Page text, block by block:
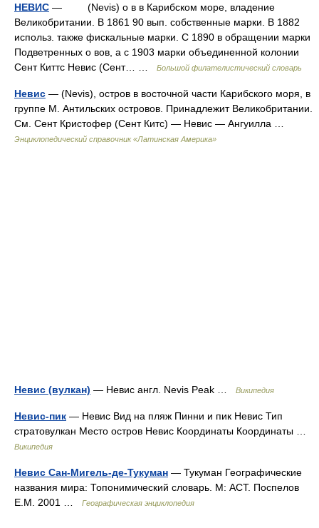
НЕВИС — (Nevis) о в в Карибском море, владение
Великобритании. В 1861 90 вып. собственные марки. В 1882
использ. также фискальные марки. С 1890 в обращении марки
Подветренных о вов, а с 1903 марки объединенной колонии
Сент Киттс Невис (Сент… …
Большой филателистический словарь
Невис — (Nevis), остров в восточной части Карибского моря, в
группе М. Антильских островов. Принадлежит Великобритании.
См. Сент Кристофер (Сент Китс) — Невис — Ангуилла …
Энциклопедический справочник «Латинская Америка»
Невис (вулкан) — Невис англ. Nevis Peak … Википедия
Невис-пик — Невис Вид на пляж Пинни и пик Невис Тип
стратовулкан Место остров Невис Координаты Координаты …
Википедия
Невис Сан-Мигель-де-Тукуман — Тукуман Географические
названия мира: Топонимический словарь. М: АСТ. Поспелов
Е.М. 2001 …
Географическая энциклопедия